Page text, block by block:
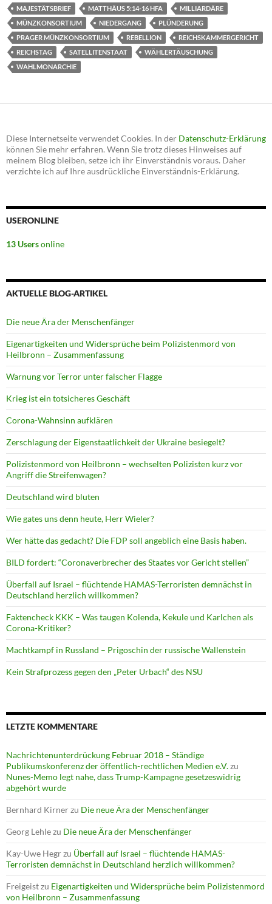
MAJESTÄTSBRIEF MATTHÄUS 5:14-16 HFA
MILLIARDÄRE
MÜNZKONSORTIUM
NIEDERGANG
PLÜNDERUNG
PRAGER MÜNZKONSORTIUM
REBELLION
REICHSKAMMERGERICHT
REICHSTAG
SATELLITENSTAAT
WÄHLERTÄUSCHUNG
WAHLMONARCHIE
Diese Internetseite verwendet Cookies. In der Datenschutz-Erklärung
können Sie mehr erfahren. Wenn Sie trotz dieses Hinweises auf
meinem Blog bleiben, setze ich ihr Einverständnis voraus. Daher
verzichte ich auf Ihre ausdrückliche Einverständnis-Erklärung.
USERONLINE
13 Usersonline
AKTUELLE BLOG-ARTIKEL
Die neue Ära der Menschenfänger
Eigenartigkeiten und Widersprüche beim Polizistenmord von
Heilbronn – Zusammenfassung
Warnung vor Terror unter falscher Flagge
Krieg ist ein totsicheres Geschäft
Corona-Wahnsinn aufklären
Zerschlagung der Eigenstaatlichkeit der Ukraine besiegelt?
Polizistenmord von Heilbronn – wechselten Polizisten kurz vor
Angriff die Streifenwagen?
Deutschland wird bluten
Wie gates uns denn heute, Herr Wieler?
Wer hätte das gedacht? Die FDP soll angeblich eine Basis haben.
BILD fordert: “Coronaverbrecher des Staates vor Gericht stellen”
Überfall auf Israel – flüchtende HAMAS-Terroristen demnächst in
Deutschland herzlich willkommen?
Faktencheck KKK – Was taugen Kolenda, Kekule und Karlchen als
Corona-Kritiker?
Machtkampf in Russland – Prigoschin der russische Wallenstein
Kein Strafprozess gegen den „Peter Urbach“ des NSU
LETZTE KOMMENTARE
Nachrichtenunterdrückung Februar 2018 – Ständige
Publikumskonferenz der öffentlich-rechtlichen Medien e.V.zu
Nunes-Memo legt nahe, dass Trump-Kampagne gesetzeswidrig
abgehört wurde
Bernhard Kirnerzu Die neue Ära der Menschenfänger
Georg Lehlezu Die neue Ära der Menschenfänger
Kay-Uwe Hegrzu Überfall auf Israel – flüchtende HAMAS-
Terroristen demnächst in Deutschland herzlich willkommen?
Freigeistzu Eigenartigkeiten und Widersprüche beim Polizistenmord
von Heilbronn – Zusammenfassung